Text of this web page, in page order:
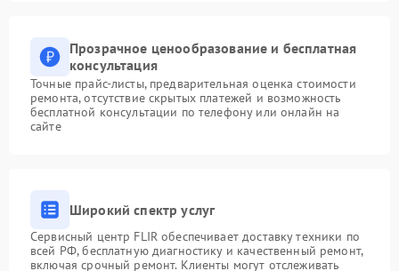
Прозрачное ценообразование и бесплатная
консультация
Точные прайс-листы, предварительная оценка стоимости
ремонта, отсутствие скрытых платежей и возможность
бесплатной консультации по телефону или онлайн на
сайте
Широкий спектр услуг
Сервисный центр FLIR обеспечивает доставку техники по
всей РФ, бесплатную диагностику и качественный ремонт,
включая срочный ремонт. Клиенты могут отслеживать